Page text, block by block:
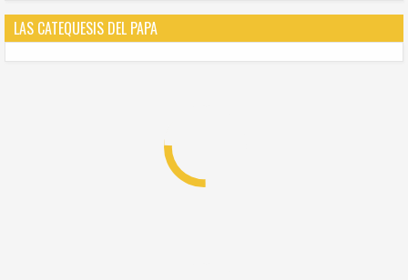
LAS CATEQUESIS DEL PAPA